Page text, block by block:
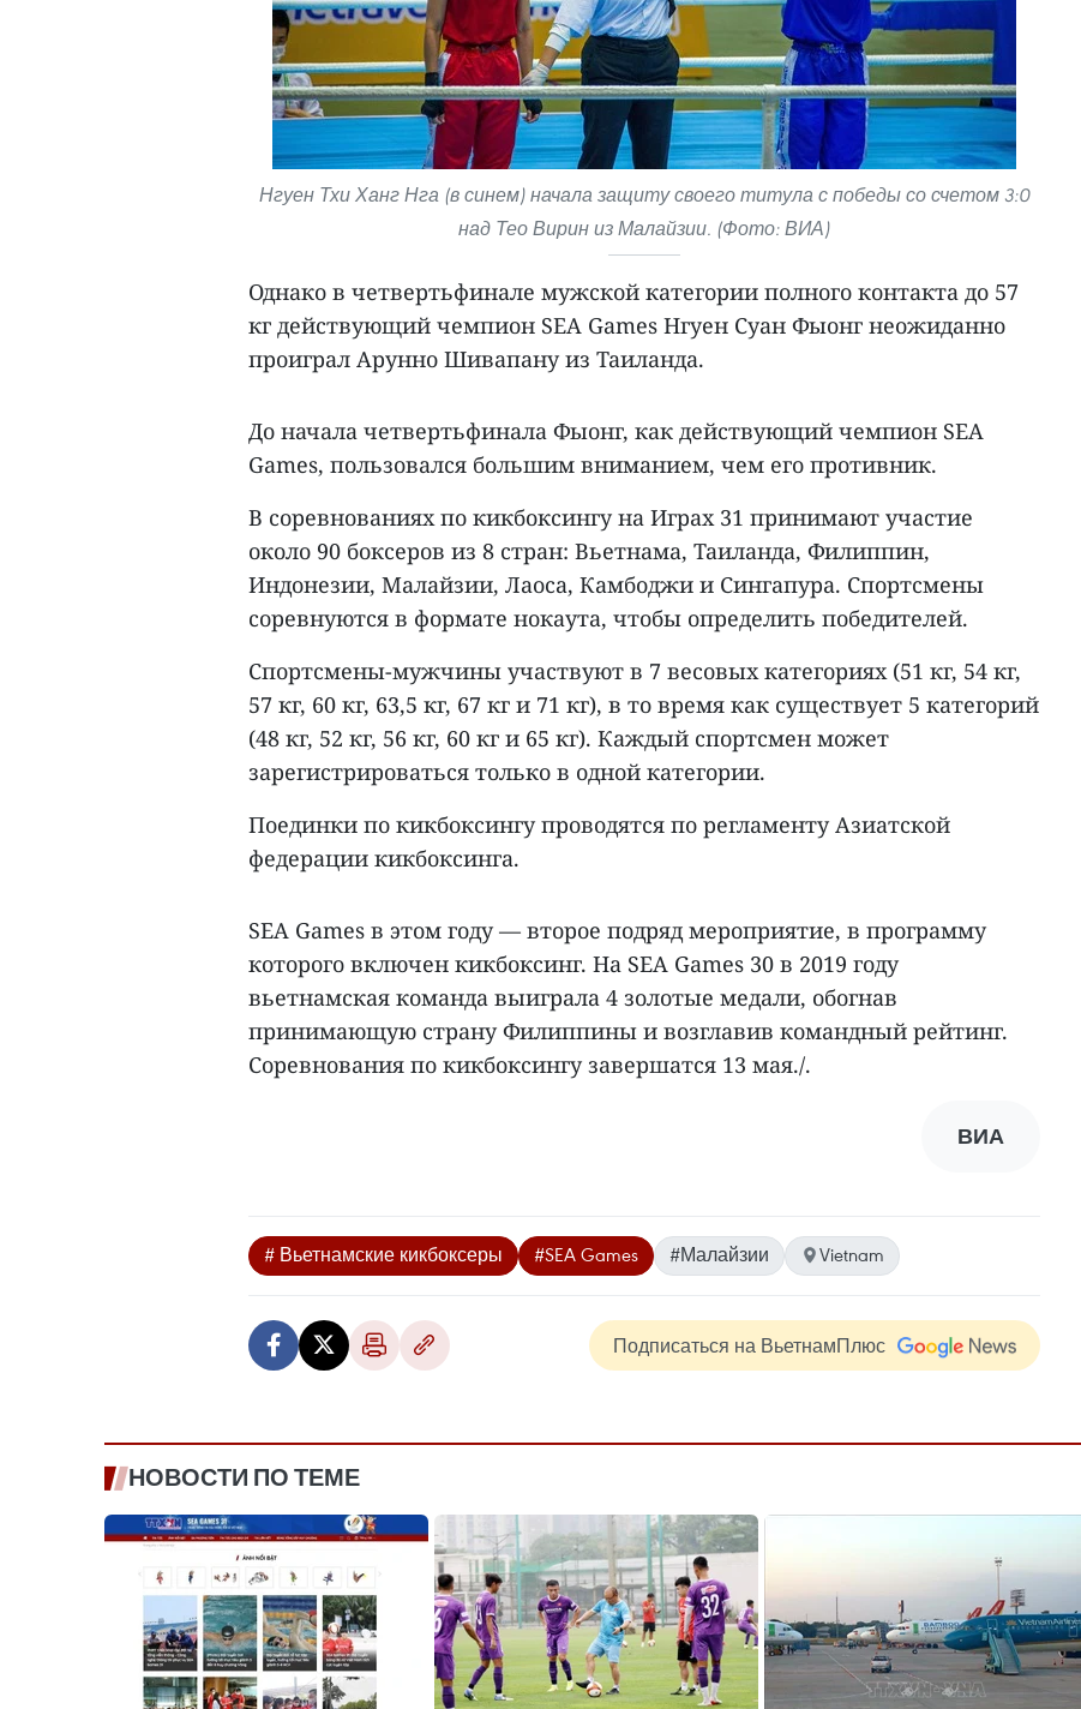
Нгуен Тхи Ханг Нга (в синем) начала защиту своего титула с победы со счетом 3:0
над Тео Вирин из Малайзии. (Фото: ВИА)
Однако в четвертьфинале мужской категории полного контакта до 57
кг действующий чемпион SEA Games Нгуен Суан Фыонг неожиданно
проиграл Арунно Шивапану из Таиланда.
До начала четвертьфинала Фыонг, как действующий чемпион SEA
Games, пользовался большим вниманием, чем его противник.
В соревнованиях по кикбоксингу на Играх 31 принимают участие
около 90 боксеров из 8 стран: Вьетнама, Таиланда, Филиппин,
Индонезии, Малайзии, Лаоса, Камбоджи и Сингапура. Спортсмены
соревнуются в формате нокаута, чтобы определить победителей.
Спортсмены-мужчины участвуют в 7 весовых категориях (51 кг, 54 кг,
57 кг, 60 кг, 63,5 кг, 67 кг и 71 кг), в то время как существует 5 категорий
(48 кг, 52 кг, 56 кг, 60 кг и 65 кг). Каждый спортсмен может
зарегистрироваться только в одной категории.
Поединки по кикбоксингу проводятся по регламенту Азиатской
федерации кикбоксинга.
SEA Games в этом году — второе подряд мероприятие, в программу
которого включен кикбоксинг. На SEA Games 30 в 2019 году
вьетнамская команда выиграла 4 золотые медали, обогнав
принимающую страну Филиппины и возглавив командный рейтинг.
Соревнования по кикбоксингу завершатся 13 мая./.
ВИА
# Вьетнамские кикбоксеры #SEA Games #Малайзии Vietnam
Подписаться на ВьетнамПлюс
НОВОСТИ ПО ТЕМЕ